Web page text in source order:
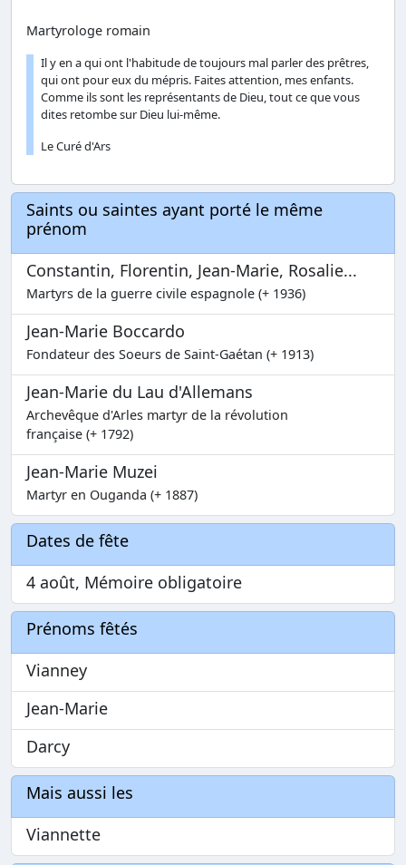
Martyrologe romain
Il y en a qui ont l'habitude de toujours mal parler des prêtres,
qui ont pour eux du mépris. Faites attention, mes enfants.
Comme ils sont les représentants de Dieu, tout ce que vous
dites retombe sur Dieu lui-même.
Le Curé d'Ars
Saints ou saintes ayant porté le même
prénom
Constantin, Florentin, Jean-Marie, Rosalie...
Martyrs de la guerre civile espagnole (+ 1936)
Jean-Marie Boccardo
Fondateur des Soeurs de Saint-Gaétan (+ 1913)
Jean-Marie du Lau d'Allemans
Archevêque d'Arles martyr de la révolution
française (+ 1792)
Jean-Marie Muzei
Martyr en Ouganda (+ 1887)
Dates de fête
4 août, Mémoire obligatoire
Prénoms fêtés
Vianney
Jean-Marie
Darcy
Mais aussi les
Viannette